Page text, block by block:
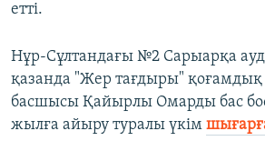
етті.
Нұр-Сұлтандағы №2 Сарыарқа
қазанда "Жер тағдыры"
басшысы Қайырлы Омарды бас
жылға айыру туралы үкім